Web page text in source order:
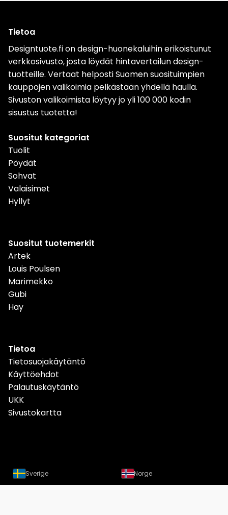
Tietoa
Designtuote.fi on design-huonekaluihin erikoistunut
verkkosivusto, josta löydät hintavertailun design-
tuotteille. Vertaat helposti Suomen suosituimpien
kauppojen valikoimia pelkästään yhdellä haulla.
Sivuston valikoimista löytyy jo yli 100 000 kodin
sisustus tuotetta!
Suositut kategoriat
Tuolit
Pöydät
Sohvat
Valaisimet
Hyllyt
Suositut tuotemerkit
Artek
Louis Poulsen
Marimekko
Gubi
Hay
Tietoa
Tietosuojakäytäntö
Käyttöehdot
Palautuskäytäntö
UKK
Sivustokartta
Sverige Norge